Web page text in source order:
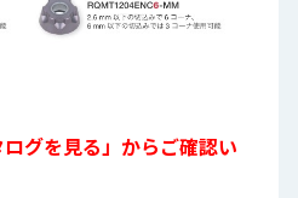
グを見る」からご確認い